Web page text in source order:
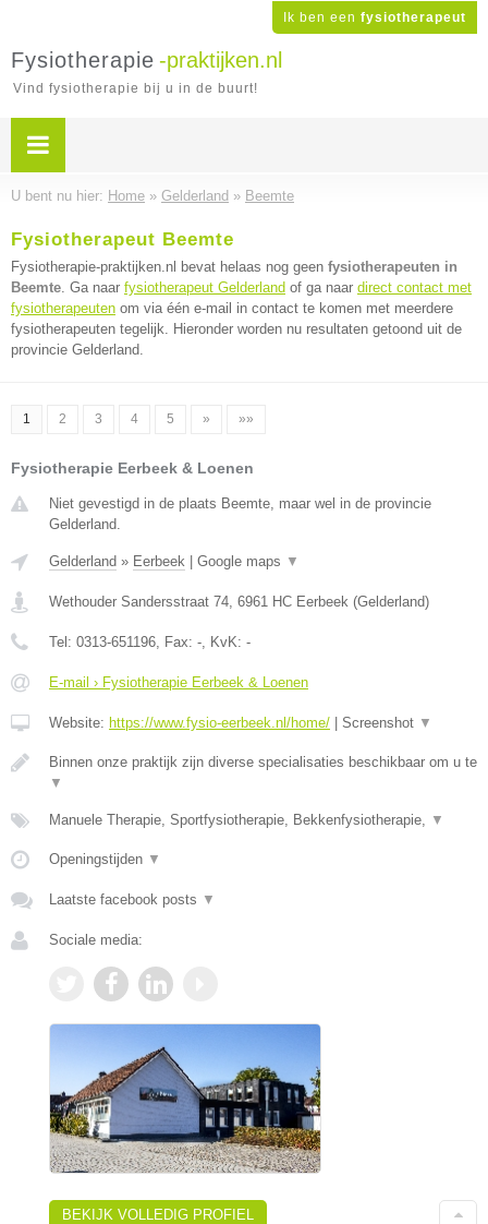
Ik ben een fysiotherapeut
Fysiotherapie -praktijken.nl
Vind fysiotherapie bij u in de buurt!
U bent nu hier: Home » Gelderland » Beemte
Fysiotherapeut Beemte
Fysiotherapie-praktijken.nl bevat helaas nog geen fysiotherapeuten in
Beemte. Ga naar fysiotherapeut Gelderland of ga naar direct contact met
fysiotherapeuten om via één e-mail in contact te komen met meerdere
fysiotherapeuten tegelijk. Hieronder worden nu resultaten getoond uit de
provincie Gelderland.
1 2 3 4 5 » »»
Fysiotherapie Eerbeek & Loenen
Niet gevestigd in de plaats Beemte, maar wel in de provincie
Gelderland.
Gelderland » Eerbeek Google maps ▼
Wethouder Sandersstraat 74, 6961 HC Eerbeek (Gelderland)
Tel: 0313-651196, Fax: -, KvK: -
E-mail › Fysiotherapie Eerbeek & Loenen
Website: https://www.fysio-eerbeek.nl/home/ Screenshot ▼
Binnen onze praktijk zijn diverse specialisaties beschikbaar om u te
▼
Manuele Therapie, Sportfysiotherapie, Bekkenfysiotherapie, ▼
Openingstijden ▼
Laatste facebook posts ▼
Sociale media:
BEKIJK VOLLEDIG PROFIEL